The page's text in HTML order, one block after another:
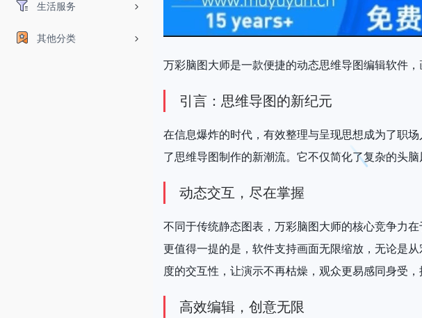
生活服务
其他分类
万彩脑图大师是一款便捷的动态思维导图编辑软件
引言：思维导图的新纪元
在信息爆炸的时代，有效整理与呈现思想成为了职
了思维导图制作的新潮流。它不仅简化了复杂的头
动态交互，尽在掌握
不同于传统静态图表，万彩脑图大师的核心竞争力
更值得一提的是，软件支持画面无限缩放，无论是
度的交互性，让演示不再枯燥，观众更易感同身受，
高效编辑，创意无限